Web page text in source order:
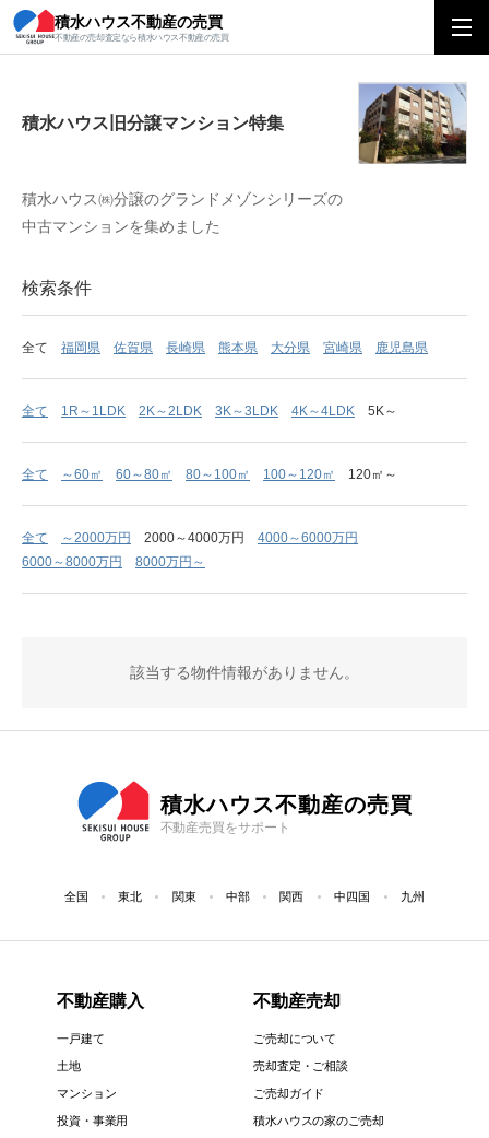
積水ハウス不動産の売買
不動産の売却査定なら積水ハウス不動産の売買
積水ハウス旧分譲マンション特集
積水ハウス旧分譲マンション特集
積水ハウス㈱分譲のグランドメゾンシリーズの
中古マンションを集めました
検索条件
全て 福岡県 佐賀県 長崎県 熊本県 大分県 宮崎県 鹿児島県
全て 1R～1LDK 2K～2LDK 3K～3LDK 4K～4LDK 5K～
全て ～60㎡ 60～80㎡ 80～100㎡ 100～120㎡ 120㎡～
全て ～2000万円 2000～4000万円
4000～6000万円
6000～8000万円
8000万円～
該当する物件情報がありません。
積水ハウス不動産の売買
不動産売買をサポート
全国 東北 関東 中部 関西 中四国 九州
不動産購入
一戸建て
土地
マンション
投資・事業用
不動産売却
ご売却について
売却査定・ご相談
ご売却ガイド
積水ハウスの家のご売却